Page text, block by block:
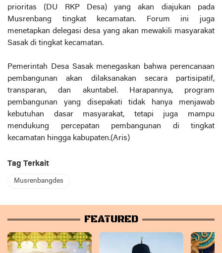
prioritas (DU RKP Desa) yang akan diajukan pada
Musrenbang tingkat kecamatan. Forum ini juga
menetapkan delegasi desa yang akan mewakili masyarakat
Sasak di tingkat kecamatan.
Pemerintah Desa Sasak menegaskan bahwa perencanaan
pembangunan akan dilaksanakan secara partisipatif,
transparan, dan akuntabel. Harapannya, program
pembangunan yang disepakati tidak hanya menjawab
kebutuhan dasar masyarakat, tetapi juga mampu
mendukung percepatan pembangunan di tingkat
kecamatan hingga kabupaten.(Aris)
Tag Terkait
Musrenbangdes
FEATURED